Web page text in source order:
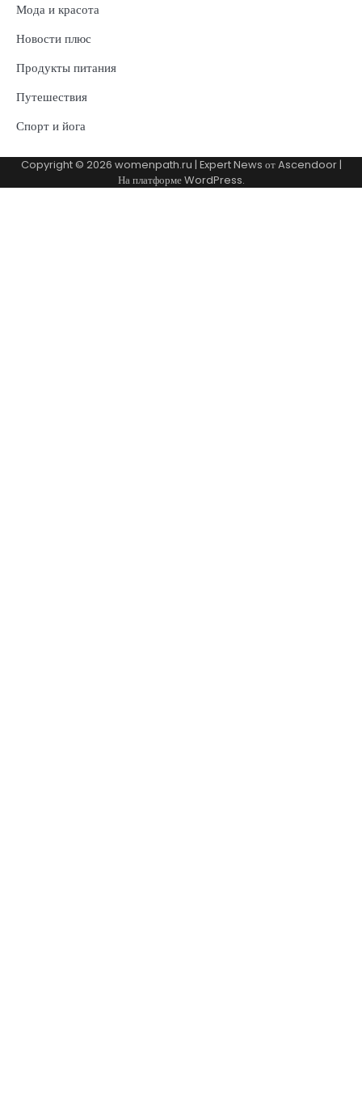
Мода и красота
Новости плюс
Продукты питания
Путешествия
Спорт и йога
Copyright © 2026 womenpath.ru | Expert News отAscendoor|
На платформеWordPress.